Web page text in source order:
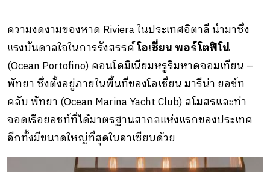
ความงดงามของหาด Riviera ในประเทศอิตาลี นำมาซึ่ง
แรงบันดาลใจในการรังสรรค์โอเชี่ยน พอร์โตฟิโน่
(Ocean Portofino) คอนโดมิเนียมหรูริมหาดจอมเทียน –
พัทยา ซึ่งตั้งอยู่ภายในพื้นที่ของโอเชี่ยน มารีน่า ยอช์ท
คลับ พัทยา (Ocean Marina Yacht Club) สโมสรและท่า
จอดเรือยอชท์ที่ได้มาตรฐานสากลแห่งแรกของประเทศ
อีกทั้งมีขนาดใหญ่ที่สุดในอาเซียนด้วย